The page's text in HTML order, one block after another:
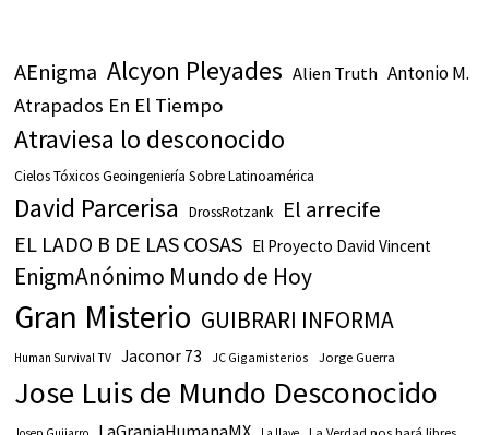
AEnigma Alcyon Pleyades Alien Truth Antonio M.
Atrapados En El Tiempo
Atraviesa lo desconocido
Cielos Tóxicos Geoingeniería Sobre Latinoamérica
David Parcerisa DrossRotzank El arrecife
EL LADO B DE LAS COSAS El Proyecto David Vincent
EnigmAnónimo Mundo de Hoy
Gran Misterio GUIBRARI INFORMA
Human Survival TV Jaconor 73 JC Gigamisterios Jorge Guerra
Jose Luis de Mundo Desconocido